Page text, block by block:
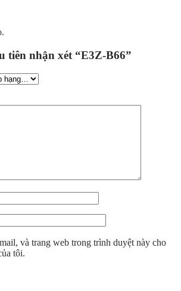
tiên nhận xét “E3Z-B66”
và trang web trong trình duyệt này cho
tôi.